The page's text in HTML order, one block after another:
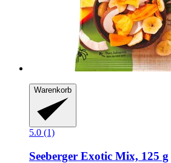
Warenkorb
5.0 (1)
Seeberger Exotic Mix, 125 g